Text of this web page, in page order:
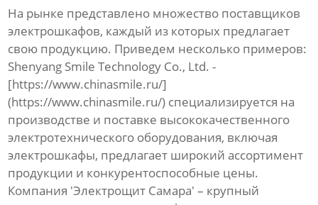
На рынке представлено множество поставщиков
электрошкафов, каждый из которых предлагает
свою продукцию. Приведем несколько примеров:
Shenyang Smile Technology Co., Ltd. -
[https://www.chinasmile.ru/]
(https://www.chinasmile.ru/) специализируется на
производстве и поставке высококачественного
электротехнического оборудования, включая
электрошкафы, предлагает широкий ассортимент
продукции и конкурентоспособные цены.
Компания 'Электрощит Самара' – крупный